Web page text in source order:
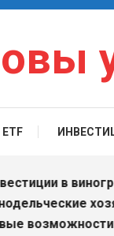
ETF
в
для